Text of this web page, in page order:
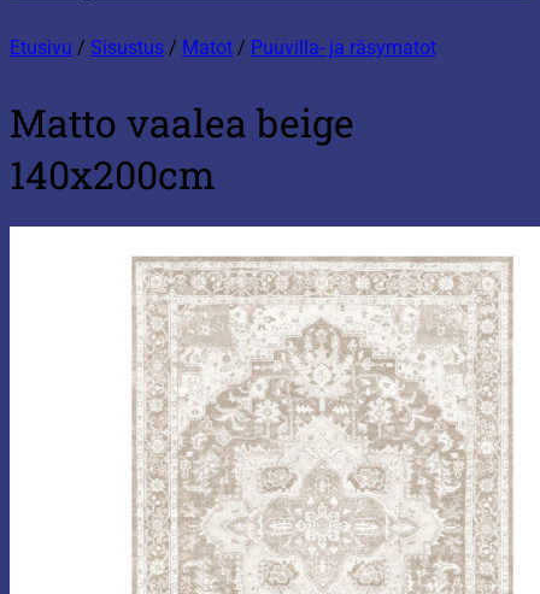
Etusivu / Sisustus / Matot / Puuvilla- ja räsymatot
Matto vaalea beige
140x200cm